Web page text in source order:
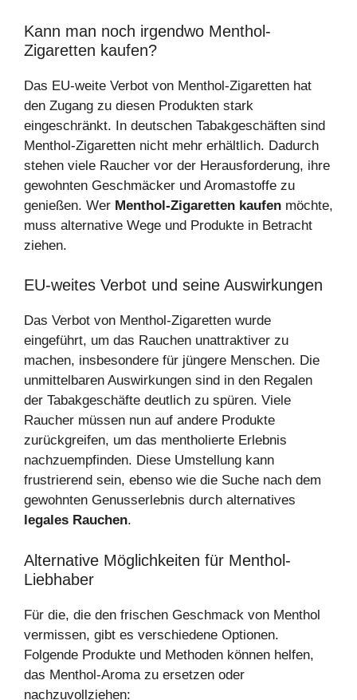
Kann man noch irgendwo Menthol-
Zigaretten kaufen?
Das EU-weite Verbot von Menthol-Zigaretten hat
den Zugang zu diesen Produkten stark
eingeschränkt. In deutschen Tabakgeschäften sind
Menthol-Zigaretten nicht mehr erhältlich. Dadurch
stehen viele Raucher vor der Herausforderung, ihre
gewohnten Geschmäcker und Aromastoffe zu
genießen. Wer Menthol-Zigaretten kaufen möchte,
muss alternative Wege und Produkte in Betracht
ziehen.
EU-weites Verbot und seine Auswirkungen
Das Verbot von Menthol-Zigaretten wurde
eingeführt, um das Rauchen unattraktiver zu
machen, insbesondere für jüngere Menschen. Die
unmittelbaren Auswirkungen sind in den Regalen
der Tabakgeschäfte deutlich zu spüren. Viele
Raucher müssen nun auf andere Produkte
zurückgreifen, um das mentholierte Erlebnis
nachzuempfinden. Diese Umstellung kann
frustrierend sein, ebenso wie die Suche nach dem
gewohnten Genusserlebnis durch alternatives
legales Rauchen.
Alternative Möglichkeiten für Menthol-
Liebhaber
Für die, die den frischen Geschmack von Menthol
vermissen, gibt es verschiedene Optionen.
Folgende Produkte und Methoden können helfen,
das Menthol-Aroma zu ersetzen oder
nachzuvollziehen: